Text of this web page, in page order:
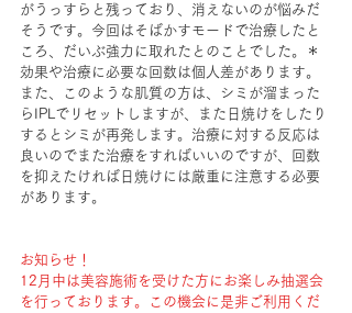
がうっすらと残っており、消えないのが悩みだ
そうです。今回はそばかすモードで治療したと
ころ、だいぶ強力に取れたとのことでした。＊
効果や治療に必要な回数は個人差があります。
また、このような肌質の方は、シミが溜まった
らIPLでリセットしますが、また日焼けをしたり
するとシミが再発します。治療に対する反応は
良いのでまた治療をすればいいのですが、回数
を抑えたければ日焼けには厳重に注意する必要
があります。
お知らせ！
12月中は美容施術を受けた方にお楽しみ抽選会
を行っております。この機会に是非ご利用くだ